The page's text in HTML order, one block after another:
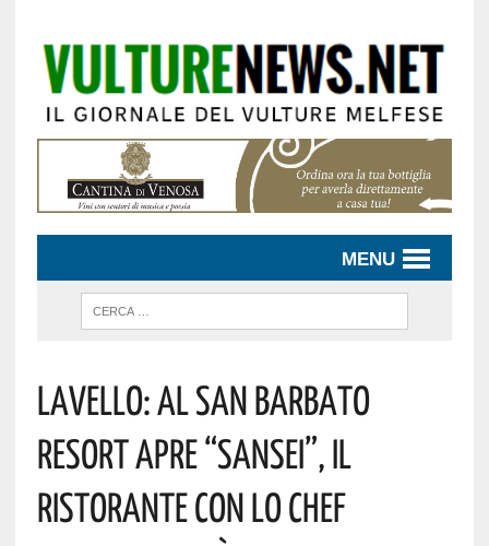
MENU
Lavello: Al San Barbato
Resort Apre “SANSEI”, Il
Ristorante Con Lo Chef